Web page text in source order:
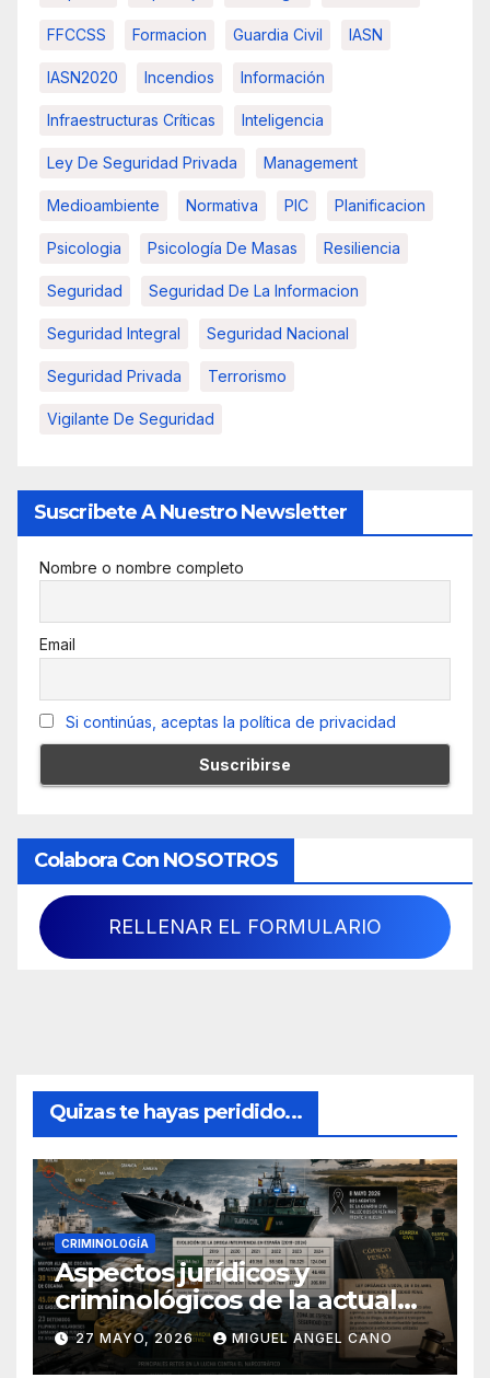
FFCCSS Formacion Guardia Civil IASN
IASN2020 Incendios Información
Infraestructuras Críticas Inteligencia
Ley De Seguridad Privada Management
Medioambiente Normativa PIC Planificacion
Psicologia Psicología De Masas Resiliencia
Seguridad Seguridad De La Informacion
Seguridad Integral Seguridad Nacional
Seguridad Privada Terrorismo
Vigilante De Seguridad
Suscribete A Nuestro Newsletter
Nombre o nombre completo
Email
Si continúas, aceptas la política de privacidad
Colabora Con NOSOTROS
RELLENAR EL FORMULARIO
Quizas te hayas peridido...
CRIMINOLOGÍA
Aspectos jurídicos y
criminológicos de la actual
lucha contra el narcotráfico
en el sur de España
27 MAYO, 2026 MIGUEL ANGEL CANO